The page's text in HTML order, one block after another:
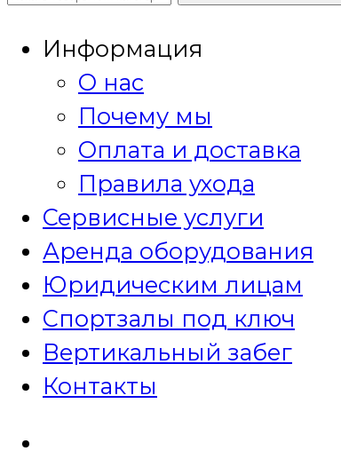
Информация
О нас
Почему мы
Оплата и доставка
Правила ухода
Сервисные услуги
Аренда оборудования
Юридическим лицам
Спортзалы под ключ
Вертикальный забег
Контакты